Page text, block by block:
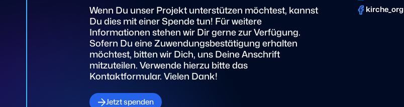
Wenn Du unser Projekt unterstützen möchtest, kannst
Du dies mit einer Spende tun! Für weitere
Informationen stehen wir Dir gerne zur Verfügung.
Sofern Du eine Zuwendungsbestätigung erhalten
möchtest, bitten wir Dich, uns Deine Anschrift
mitzuteilen. Verwende hierzu bitte das
Kontaktformular. Vielen Dank!
Jetzt spenden
kirche_org